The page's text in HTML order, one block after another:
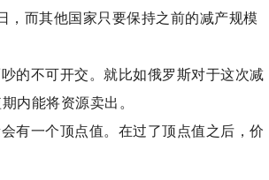
而其他国家只要保持之前的减产规模
的不可开交。就比如俄罗斯对于这次减
内能将资源卖出。
有一个顶点值。在过了顶点值之后，价